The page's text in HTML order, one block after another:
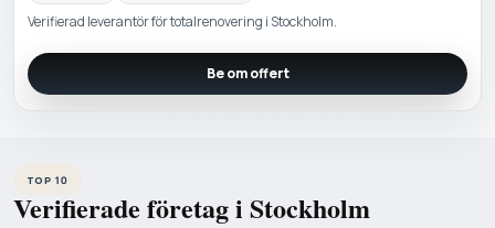
Verifierad leverantör för totalrenovering i Stockholm.
Be om offert
TOP 10
Verifierade företag i Stockholm